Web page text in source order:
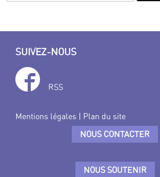
SUIVEZ-NOUS
RSS
Mentions légales | Plan du site
NOUS CONTACTER
NOUS SOUTENIR